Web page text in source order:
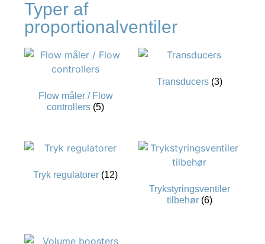
Typer af
proportionalventiler
Flow måler / Flow
controllers (5)
Transducers (3)
Tryk regulatorer (12)
Trykstyringsventiler
tilbehør (6)